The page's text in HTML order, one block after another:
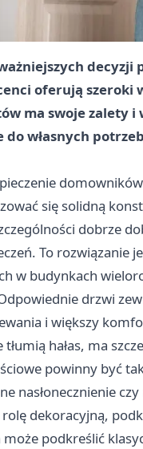
oferują szeroki
ma swoje zalety
własnych
się solidną
dobrze
To rozwiązanie
w budynkach
drzwi
i większy
hałas, ma
powinny być
nasłonecznienie
rolę dekoracyjną,
podkreślić